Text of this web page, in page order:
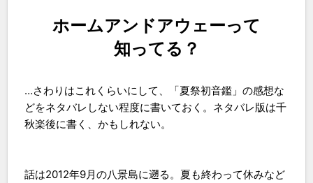
ホームアンドアウェーって
知ってる？
…さわりはこれくらいにして、「夏祭初音鑑」の感想な
どをネタバレしない程度に書いておく。ネタバレ版は千
秋楽後に書く、かもしれない。
話は2012年9月の八景島に遡る。夏も終わって休みなど